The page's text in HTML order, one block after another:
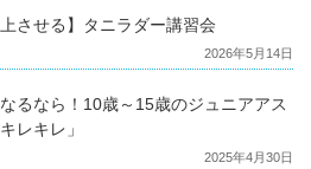
させる】タニラダー講習会
2026年5月14日
るなら！10歳～15歳のジュニアアス
レキレ」
2025年4月30日